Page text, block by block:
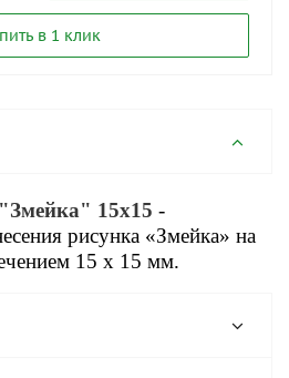
в 1 клик
15x15 -
рисунка «Змейка» на
15 х 15 мм.